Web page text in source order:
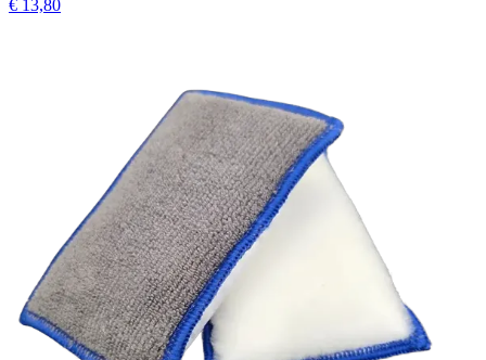
€ 13,80